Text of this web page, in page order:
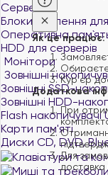
Сервери
Блоки живлення
Оперативна
HDD для серверів
Монітори
Зовнішні
Зовнішні SSD-
Зовнішні HDD-
Flash накопичувачі
Карти пам'яті
Диски CD, DVD,
Як це працює:
Курʼєр
Додаткова
При
Для
доставка